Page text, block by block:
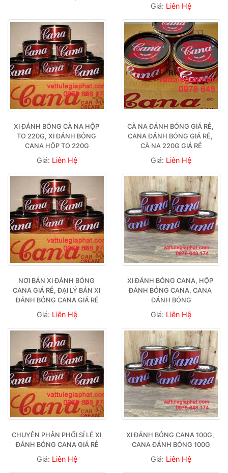
Giá: Liên Hệ
XI ĐÁNH BÓNG CÀ NA HỘP
TO 220G, XI ĐÁNH BÓNG
CANA HỘP TO 220G
Giá: Liên Hệ
CÀ NA ĐÁNH BÓNG GIÁ RẺ,
CANA ĐÁNH BÓNG GIÁ RẺ,
CÀ NA 220G GIÁ RẺ
Giá: Liên Hệ
NƠI BÁN XI ĐÁNH BÓNG
CANA GIÁ RẺ, ĐẠI LÝ BÁN XI
ĐÁNH BÓNG CANA GIÁ RẺ
Giá: Liên Hệ
XI ĐÁNH BÓNG CANA, HỘP
ĐÁNH BÓNG CANA, CANA
ĐÁNH BÓNG
Giá: Liên Hệ
CHUYÊN PHÂN PHỐI SỈ LẺ XI
ĐÁNH BÓNG CANA GIÁ RẺ
Giá: Liên Hệ
XI ĐÁNH BÓNG CANA 100G,
CANA ĐÁNH BÓNG 100G
Giá: Liên Hệ